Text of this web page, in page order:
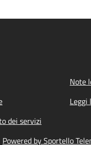
Note
Leggi
dei servizi
Powered by Sportello